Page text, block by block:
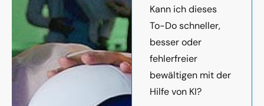
Kann ich dieses
To-Do schneller,
besser oder
fehlerfreier
bewältigen mit der
Hilfe von KI?